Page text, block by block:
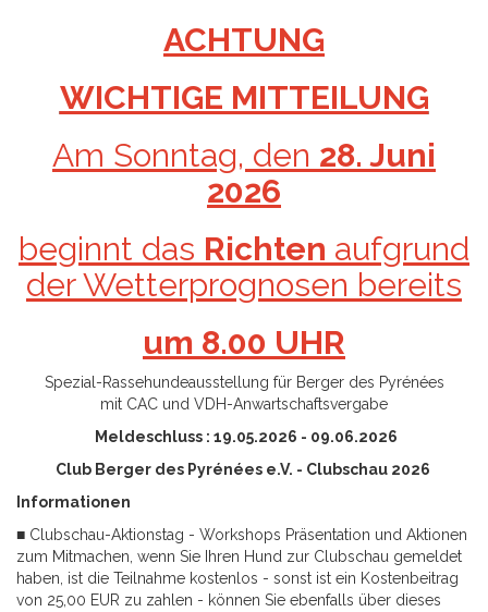
ACHTUNG
WICHTIGE MITTEILUNG
Am Sonntag, den 28. Juni
2026
beginnt das Richten aufgrund
der Wetterprognosen bereits
um 8.00 UHR
Spezial-Rassehundeausstellung für Berger des Pyrénées
mit CAC und VDH-Anwartschaftsvergabe
Meldeschluss : 19.05.2026 - 09.06.2026
Club Berger des Pyrénées e.V. - Clubschau 2026
Informationen
■ Clubschau-Aktionstag - Workshops Präsentation und Aktionen
zum Mitmachen, wenn Sie Ihren Hund zur Clubschau gemeldet
haben, ist die Teilnahme kostenlos - sonst ist ein Kostenbeitrag
von 25,00 EUR zu zahlen - können Sie ebenfalls über dieses